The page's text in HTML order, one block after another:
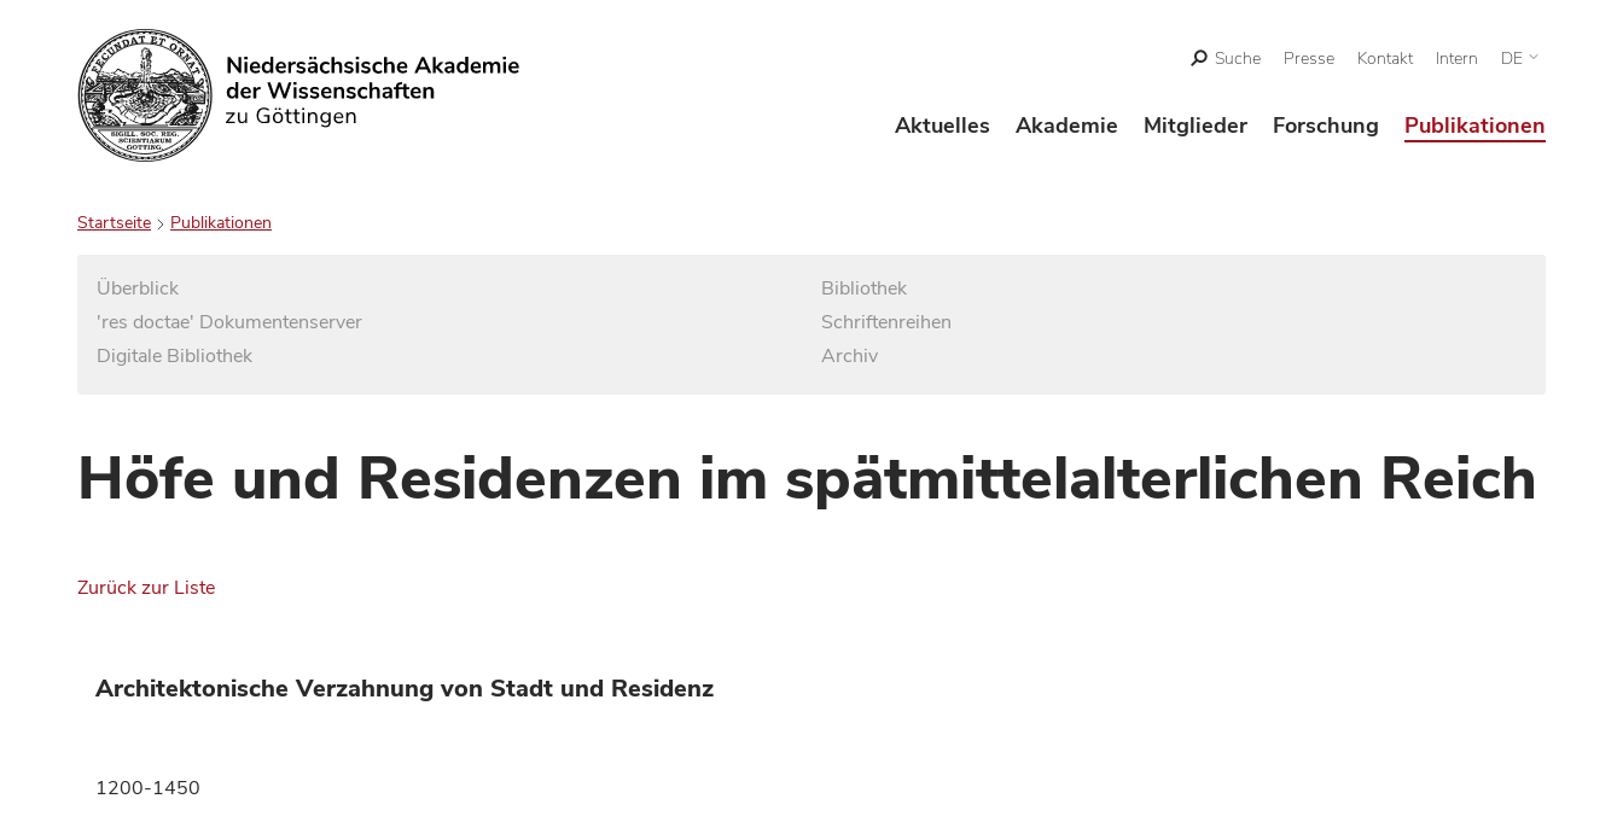
Suchen
Suche Presse Kontakt Intern DE
Aktuelles Akademie Mitglieder Forschung Publikationen
Startseite Publikationen
Überblick
'res doctae' Dokumentenserver
Digitale Bibliothek
Bibliothek
Schriftenreihen
Archiv
Höfe und Residenzen im spätmittelalterlichen Reich
Zurück zur Liste
Architektonische Verzahnung von Stadt und Residenz
1200-1450